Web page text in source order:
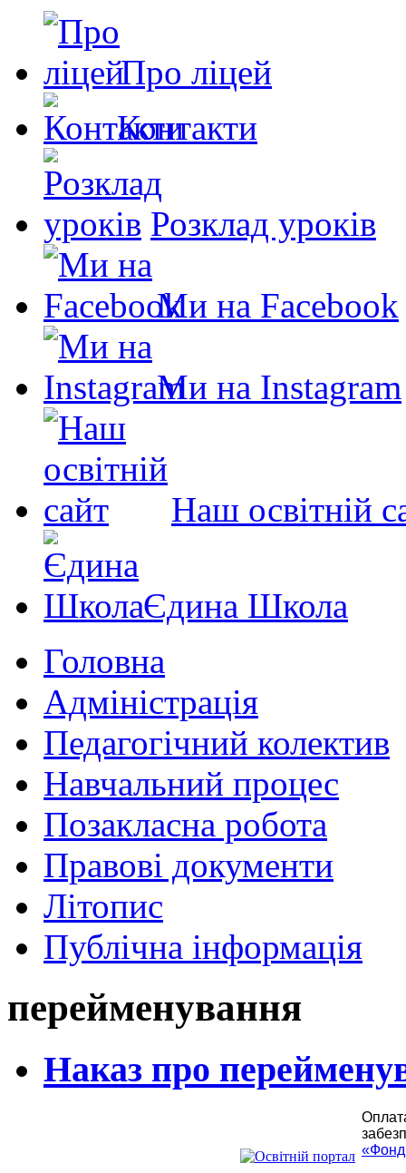
Про ліцей
Контакти
Розклад уроків
Ми на Facebook
Ми на Instagram
Наш освітній
Єдина Школа
Головна
Адміністрація
Педагогічний колектив
Навчальний процес
Позакласна робота
Правові документи
Літопис
Публічна інформація
перейменування
Наказ про
«Фонд